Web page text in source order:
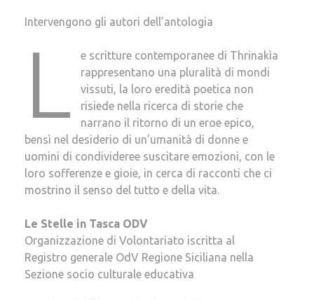
Intervengono gli autori dell’antologia
L
e scritture contemporanee di Thrinakìa
rappresentano una pluralità di mondi
vissuti, la loro eredità poetica non
risiede nella ricerca di storie che
narrano il ritorno di un eroe epico,
bensì nel desiderio di un’umanità di donne e
uomini di condivideree suscitare emozioni, con le
loro sofferenze e gioie, in cerca di racconti che ci
mostrino il senso del tutto e della vita.
Le Stelle in Tasca ODV
Organizzazione di Volontariato iscritta al
Registro generale OdV Regione Siciliana nella
Sezione socio culturale educativa